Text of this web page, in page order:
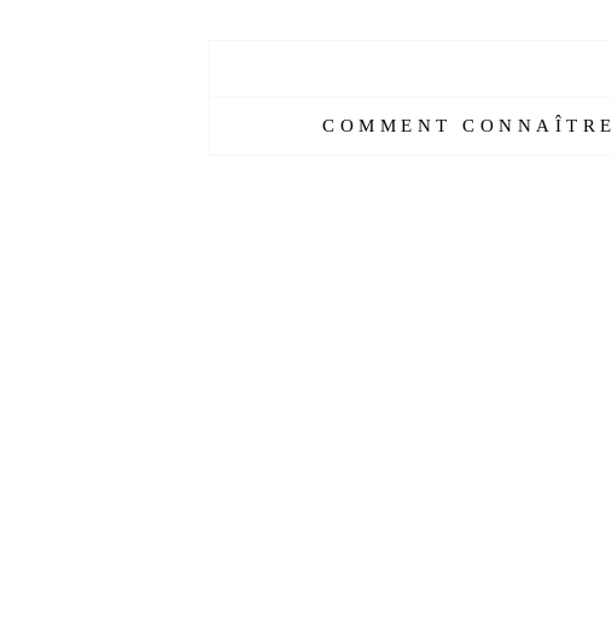
argent. Et la broderie dessus se
Hulefa-yı Raşidin avait également
COMMENT